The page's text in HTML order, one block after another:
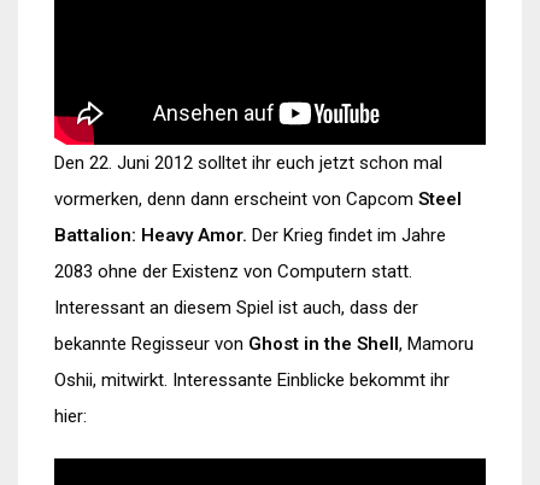
Den 22. Juni 2012 solltet ihr euch jetzt schon mal
vormerken, denn dann erscheint von Capcom Steel
Battalion: Heavy Amor. Der Krieg findet im Jahre
2083 ohne der Existenz von Computern statt.
Interessant an diesem Spiel ist auch, dass der
bekannte Regisseur von Ghost in the Shell, Mamoru
Oshii, mitwirkt. Interessante Einblicke bekommt ihr
hier: